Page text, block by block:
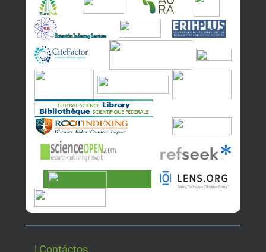
| Contáctos